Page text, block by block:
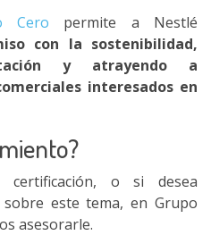
Cero permite a Nestlé
con la sostenibilidad,
y atrayendo a
interesados en
o si desea
este tema, en Grupo
asesorarle.